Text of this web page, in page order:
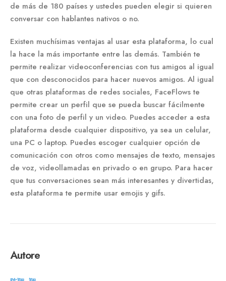
de más de 180 países y ustedes pueden elegir si quieren
conversar con hablantes nativos o no.
Existen muchísimas ventajas al usar esta plataforma, lo cual
la hace la más importante entre las demás. También te
permite realizar videoconferencias con tus amigos al igual
que con desconocidos para hacer nuevos amigos. Al igual
que otras plataformas de redes sociales, FaceFlows te
permite crear un perfil que se pueda buscar fácilmente
con una foto de perfil y un video. Puedes acceder a esta
plataforma desde cualquier dispositivo, ya sea un celular,
una PC o laptop. Puedes escoger cualquier opción de
comunicación con otros como mensajes de texto, mensajes
de voz, videollamadas en privado o en grupo. Para hacer
que tus conversaciones sean más interesantes y divertidas,
esta plataforma te permite usar emojis y gifs.
Autore